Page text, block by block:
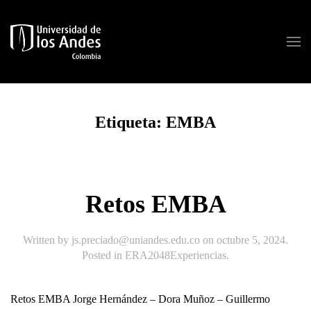
Skip to main content
Etiqueta: EMBA
Retos EMBA
Written by js.preciado@uniandes.edu.co on octubre 5, 2024.
Posted in ERA2048Experiencias.
Retos EMBA Jorge Hernández – Dora Muñoz – Guillermo